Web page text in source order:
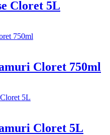
Cloret 5L
Cloret 750ml
Cloret 5L